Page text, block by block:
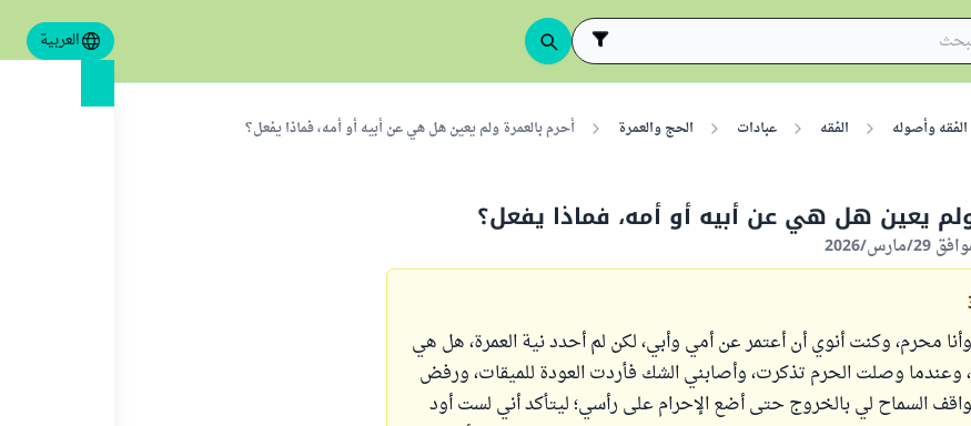
العربية
الفقه وأصوله الفقه عبادات الحج والعمرة أحرم بالعمرة ولم يعين هل هي عن أبيه أو أمه، فماذا يفعل؟
يعين هل هي عن أبيه أو أمه، فماذا يفعل؟
محرم، وكنت أنوي أن أعتمر عن أمي وأبي، لكن لم أحدد نية العمرة، هل هي
وعندما وصلت الحرم تذكرت، وأصابني الشك فأردت العودة للميقات، ورفض
السماح لي بالخروج حتى أضع الإحرام على رأسي؛ ليتأكد أني لست أود